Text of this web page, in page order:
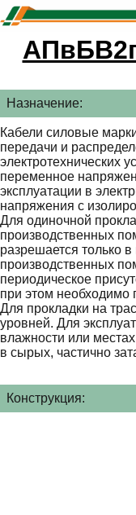
Назначение:
Кабели силовые
передачи и
электротехнических
переменное
эксплуатации в
напряжения с
Для одиночной
производственных
разрешается только
производственных
периодическое
при этом необходимо
Для прокладки на
уровней. Для
влажности или
в сырых, частично
Конструкция: